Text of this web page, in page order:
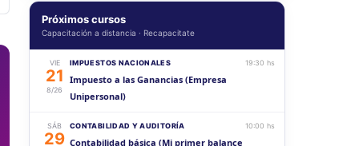
Próximos cursos
Capacitación a distancia · Recapacitate
VIE
21
8/26
IMPUESTOS NACIONALES 19:30 hs
Impuesto a las Ganancias (Empresa
Unipersonal)
SÁB
29
CONTABILIDAD Y AUDITORÍA 10:00 hs
Contabilidad básica (Mi primer balance